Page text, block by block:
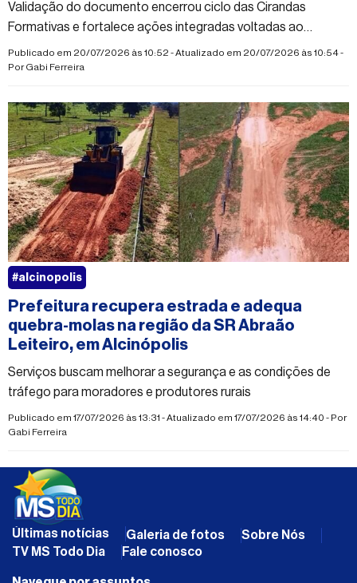
Validação do documento encerrou ciclo das Cirandas
Formativas e fortalece ações integradas voltadas ao
desenvolvimento infantil
Publicado em 20/07/2026 às 10:52 - Atualizado em 20/07/2026 às 10:54 -
PorGabi Ferreira
Prefeitura recupera estrada e adequa
quebra-molas na região da SR Abraão
Leiteiro, em Alcinópolis
Serviços buscam melhorar a segurança e as condições de
tráfego para moradores e produtores rurais
Publicado em 17/07/2026 às 13:31 - Atualizado em 17/07/2026 às 14:40 - Por
Gabi Ferreira
#alcinopolis
Últimas notícias Galeria de fotos
Sobre Nós
TV MS Todo Dia
Fale conosco